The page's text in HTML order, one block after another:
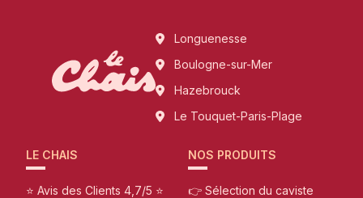
Longuenesse
Boulogne-sur-Mer
Hazebrouck
Le Touquet-Paris-Plage
LE CHAIS
⭐ Avis des Clients 4,7/5 ⭐
NOS PRODUITS
👉 Sélection du caviste